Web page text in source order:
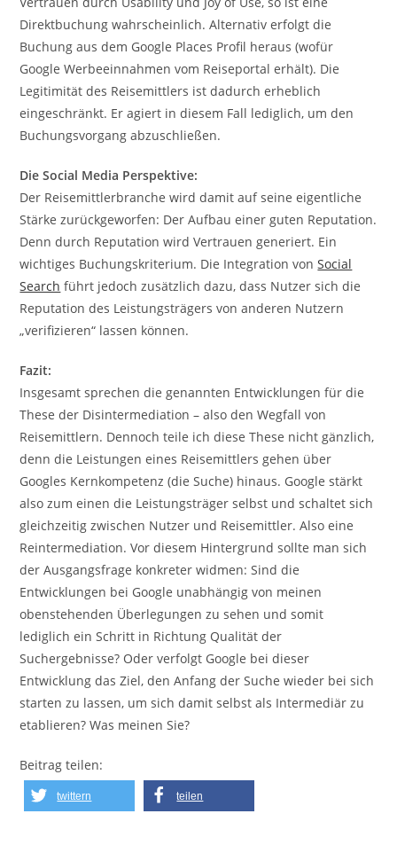
Direktbuchung wahrscheinlich. Alternativ erfolgt die
Buchung aus dem Google Places Profil heraus (wofür
Google Werbeeinnahmen vom Reiseportal erhält). Die
Legitimität des Reisemittlers ist dadurch erheblich
eingeschränkt. Er agiert in diesem Fall lediglich, um den
Buchungsvorgang abzuschließen.
Die Social Media Perspektive:
Der Reisemittlerbranche wird damit auf seine eigentliche
Stärke zurückgeworfen: Der Aufbau einer guten Reputation.
Denn durch Reputation wird Vertrauen generiert. Ein
wichtiges Buchungskriterium. Die Integration vonSocial
Search führt jedoch zusätzlich dazu, dass Nutzer sich die
Reputation des Leistungsträgers von anderen Nutzern
„verifizieren“ lassen können.
Fazit:
Insgesamt sprechen die genannten Entwicklungen für die
These der Disintermediation – also den Wegfall von
Reisemittlern. Dennoch teile ich diese These nicht gänzlich,
denn die Leistungen eines Reisemittlers gehen über
Googles Kernkompetenz (die Suche) hinaus. Google stärkt
also zum einen die Leistungsträger selbst und schaltet sich
gleichzeitig zwischen Nutzer und Reisemittler. Also eine
Reintermediation. Vor diesem Hintergrund sollte man sich
der Ausgangsfrage konkreter widmen: Sind die
Entwicklungen bei Google unabhängig von meinen
obenstehenden Überlegungen zu sehen und somit
lediglich ein Schritt in Richtung Qualität der
Suchergebnisse? Oder verfolgt Google bei dieser
Entwicklung das Ziel, den Anfang der Suche wieder bei sich
starten zu lassen, um sich damit selbst als Intermediär zu
etablieren? Was meinen Sie?
Beitrag teilen:
twittern teilen